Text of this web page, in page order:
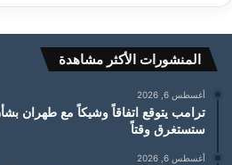
المنشورات الأكثر مشاهدة
أغسطس 6, 2026
ترامب يتوقع اتفاقاً وشيكاً مع طهران
ستستغرق وقتاً
أغسطس 6, 2026